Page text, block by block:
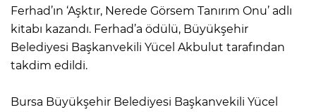
Ferhad’ın ‘Aşktır, Nerede Görsem Tanırım Onu’ adlı
kitabı kazandı. Ferhad’a ödülü, Büyükşehir
Belediyesi Başkanvekili Yücel Akbulut tarafından
takdim edildi.
Bursa Büyükşehir Belediyesi Başkanvekili Yücel